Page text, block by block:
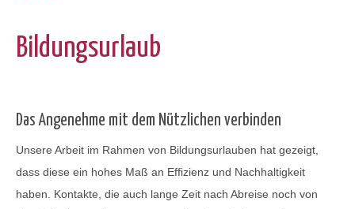
Bildungsurlaub
Das Angenehme mit dem Nützlichen verbinden
Unsere Arbeit im Rahmen von Bildungsurlauben hat gezeigt,
dass diese ein hohes Maß an Effizienz und Nachhaltigkeit
haben. Kontakte, die auch lange Zeit nach Abreise noch von